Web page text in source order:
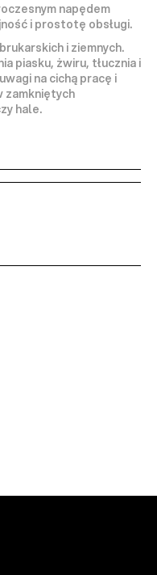
napędem
i prostotę obsługi.
i ziemnych.
piasku, żwiru, tłucznia i
na cichą pracę i
zamkniętych
hale.